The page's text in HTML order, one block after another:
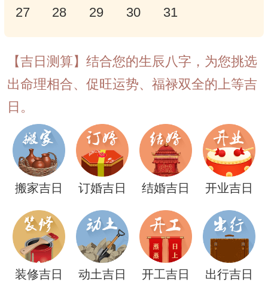
27 28 29 30 31
【吉日测算】结合您的生辰八字，为您挑选
出命理相合、促旺运势、福禄双全的上等吉
日。
搬家吉日 订婚吉日 结婚吉日 开业吉日
装修吉日 动土吉日 开工吉日 出行吉日